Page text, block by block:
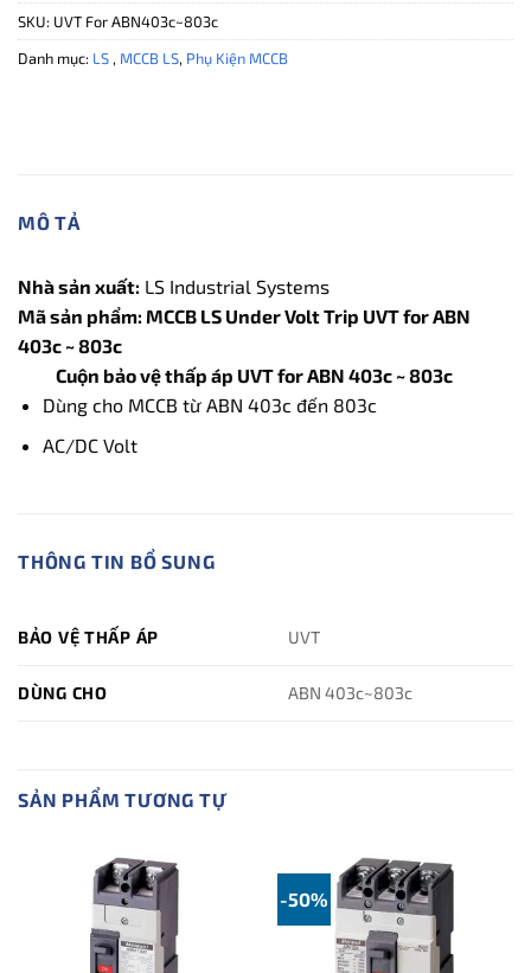
SKU: UVT For ABN403c~803c
Danh mục: LS , MCCB LS, Phụ Kiện MCCB
MÔ TẢ
Nhà sản xuất: LS Industrial Systems
Mã sản phẩm: MCCB LS Under Volt Trip UVT for ABN
403c ~ 803c
Cuộn bảo vệ thấp áp UVT for ABN 403c ~ 803c
Dùng cho MCCB từ ABN 403c đến 803c
AC/DC Volt
THÔNG TIN BỔ SUNG
BẢO VỆ THẤP ÁP UVT
DÙNG CHO ABN 403c~803c
SẢN PHẨM TƯƠNG TỰ
-50%